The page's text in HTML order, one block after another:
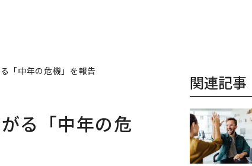
「中年の危機」を報告
る「中年の危
関連記事